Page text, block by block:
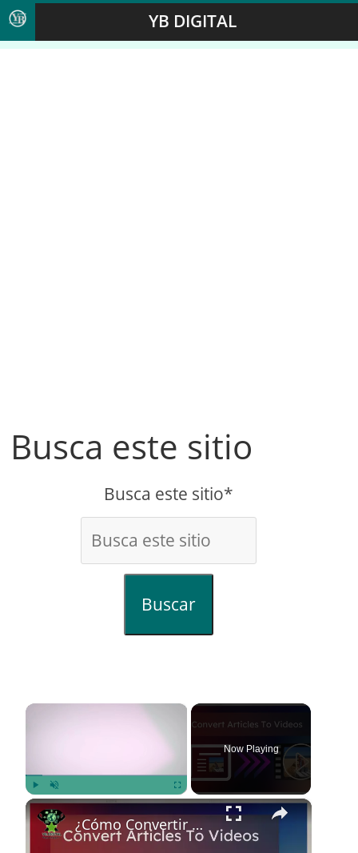
YB DIGITAL
Busca este sitio
Busca este sitio*
Buscar
×
Play Unmute Fullscreen
Now Playing
×
¿Cómo Convertir Un Artículo En Un Video Gratis En Línea?